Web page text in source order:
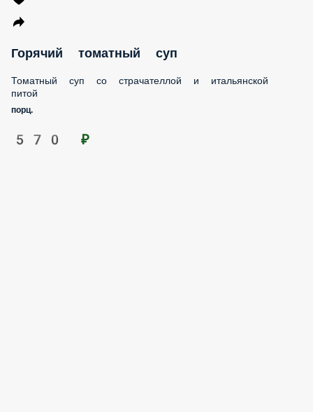
Горячий томатный суп
Томатный суп со страчателлой и итальянской питой
порц.